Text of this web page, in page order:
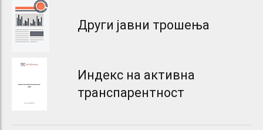
Други јавни трошења
Индекс на активна
транспарентност